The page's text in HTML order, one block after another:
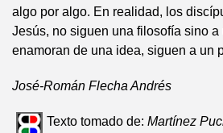
algo por algo. En realidad, los
Jesús, no siguen una filosofía sino
enamoran de una idea, siguen a un
José-Román Flecha Andrés
Texto tomado de: Martínez